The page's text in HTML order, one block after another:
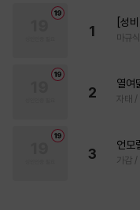
1
[성
마규
2
열여
자태 /
3
언모
가감 /